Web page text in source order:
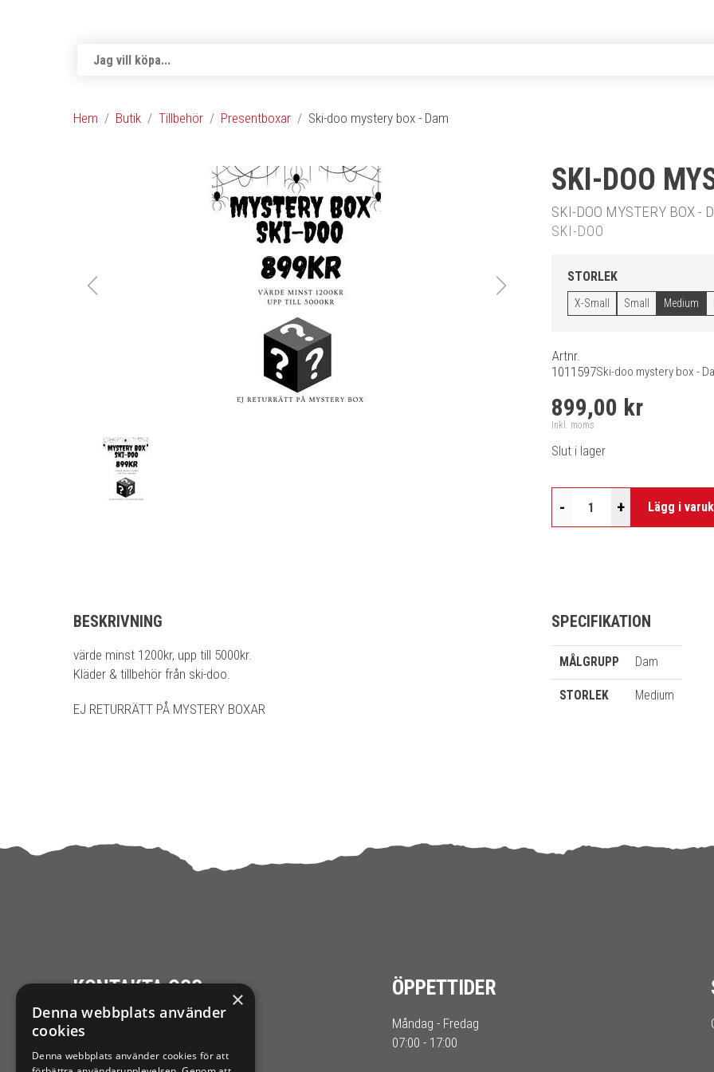
Hem Butik Tillbehör Presentboxar Ski-doo mystery box - Dam
SKI-DOO
SKI-DOO MYSTERY BOX -
SKI-DOO
STORLEK
X-Small Small Medium
Artnr.
1011597Ski-doo mystery box -
899,00 kr
Inkl. moms
Slut i lager
- + Lägg i
BESKRIVNING
värde minst 1200kr, upp till 5000kr.
Kläder & tillbehör från ski-doo.
EJ RETURRÄTT PÅ MYSTERY BOXAR
SPECIFIKATION
MÅLGRUPP Dam
STORLEK Medium
KONTAKTA OSS
Ångra mitt köp
0921-102 09
ÖPPETTIDER
Måndag - Fredag
07:00 - 17:00
×
Denna webbplats använder
cookies
Denna webbplats använder cookies för att